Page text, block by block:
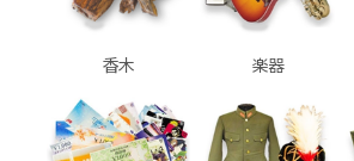
香木 楽器